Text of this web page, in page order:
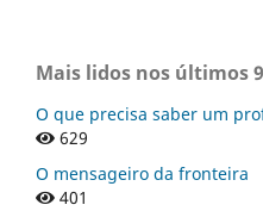
Mais lidos nos últimos
O que precisa saber um
629
O mensageiro da fronteira
401